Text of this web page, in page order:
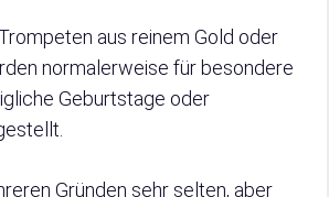
aus reinem Gold oder
normalerweise für besondere
Geburtstage oder
Gründen sehr selten, aber